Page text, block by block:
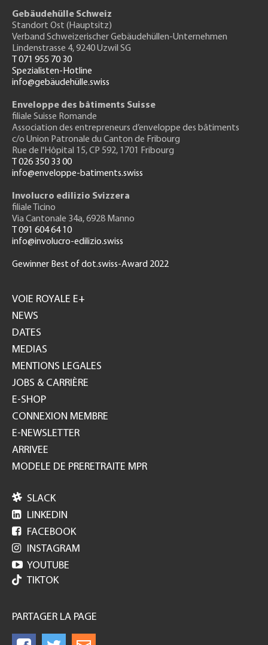
Gebäudehülle Schweiz
Standort Ost (Hauptsitz)
Verband Schweizerischer Gebäudehüllen-Unternehmen
Lindenstrasse 4, 9240 Uzwil SG
T 071 955 70 30
Spezialisten-Hotline
info@gebäudehülle.swiss
Enveloppe des bâtiments Suisse
filiale Suisse Romande
Association des entrepreneurs d’enveloppe des bâtiments
c/o Union Patronale du Canton de Fribourg
Rue de l'Hôpital 15, CP 592, 1701 Fribourg
T 026 350 33 00
info@enveloppe-batiments.swiss
Involucro edilizio Svizzera
filiale Ticino
Via Cantonale 34a, 6928 Manno
T 091 604 64 10
info@involucro-edilizio.swiss
Gewinner Best of dot.swiss-Award 2022
GH
VOIE ROYALE E+
NEWS
DATES
MEDIAS
MENTIONS LEGALES
JOBS & CARRIÈRE
E-SHOP
CONNEXION MEMBRE
E-NEWSLETTER
ARRIVEE
MODELE DE PRERETRAITE MPR
 SLACK
 LINKEDIN
 FACEBOOK
 INSTAGRAM
 YOUTUBE
TIKTOK
PARTAGER LA PAGE